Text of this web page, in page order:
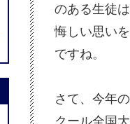
のある生徒
悔しい思い
ですね。
さて、今年
クール全国